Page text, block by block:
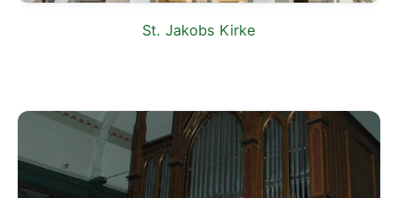
St. Jakobs Kirke